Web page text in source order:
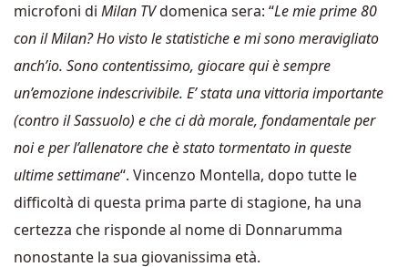
microfoni di Milan TVdomenica sera: “Le mie prime 80
con il Milan? Ho visto le statistiche e mi sono meravigliato
anch’io. Sono contentissimo, giocare qui è sempre
un’emozione indescrivibile. E’ stata una vittoria importante
(contro il Sassuolo) e che ci dà morale, fondamentale per
noi e per l’allenatore che è stato tormentato in queste
ultime settimane“. Vincenzo Montella, dopo tutte le
difficoltà di questa prima parte di stagione, ha una
certezza che risponde al nome di Donnarumma
nonostante la sua giovanissima età.